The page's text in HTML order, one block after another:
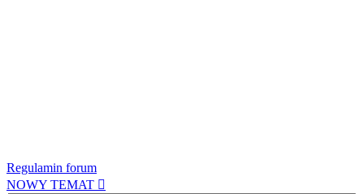
Regulamin forum
NOWY TEMAT